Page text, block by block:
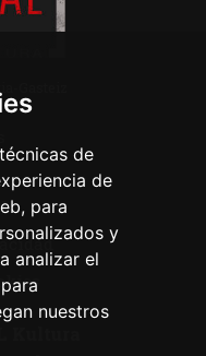
de
de
para
y
analizar el
nuestros
Kultura